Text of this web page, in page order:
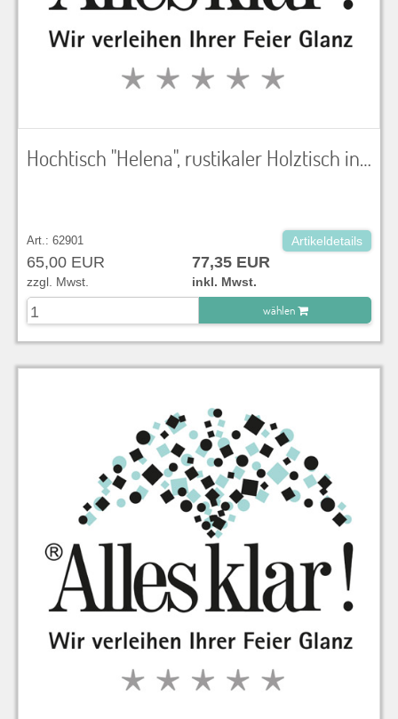
Hochtisch "Helena", rustikaler Holztisch in Altholzoptik mit 2 Edelstahlbeinen, LxBxH 180x90x110 cm, ohne Tischtuch zu verwenden
Art.: 62901 Artikeldetails
65,00 EUR 77,35 EUR
zzgl. Mwst.
inkl. Mwst.
wählen
zu Warenkorb hinzugefügt.